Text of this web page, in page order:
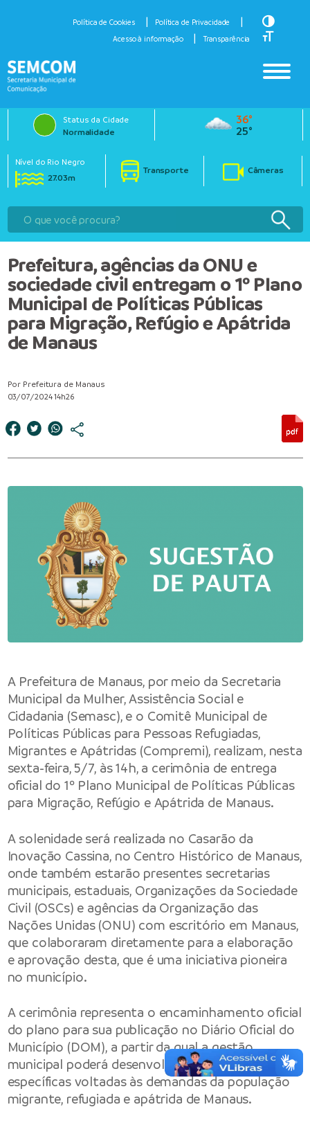
Política de Cookies
Política de Privacidade
Acesso à informação
Transparência
Toggle
Toggle
Status da Cidade
Normalidade
36°
25°
Nível do Rio Negro
27.03m
Transporte Câmeras
Prefeitura, agências da ONU e
sociedade civil entregam o 1º Plano
Municipal de Políticas Públicas
para Migração, Refúgio e Apátrida
de Manaus
Por Prefeitura de Manaus
03/07/2024 14h26
A Prefeitura de Manaus, por meio da Secretaria
Municipal da Mulher, Assistência Social e
Cidadania (Semasc), e o Comitê Municipal de
Políticas Públicas para Pessoas Refugiadas,
Migrantes e Apátridas (Compremi), realizam, nesta
sexta-feira, 5/7, às 14h, a cerimônia de entrega
oficial do 1º Plano Municipal de Políticas Públicas
para Migração, Refúgio e Apátrida de Manaus.
A solenidade será realizada no Casarão da
Inovação Cassina, no Centro Histórico de Manaus,
onde também estarão presentes secretarias
municipais, estaduais, Organizações da Sociedade
Civil (OSCs) e agências da Organização das
Nações Unidas (ONU) com escritório em Manaus,
que colaboraram diretamente para a elaboração
e aprovação desta, que é uma iniciativa pioneira
no município.
A cerimônia representa o encaminhamento oficial
do plano para sua publicação no Diário Oficial do
Município (DOM), a partir da qual a gestão
municipal poderá desenvolver políticas de apoio
específicas voltadas às demandas da população
migrante, refugiada e apátrida de Manaus.